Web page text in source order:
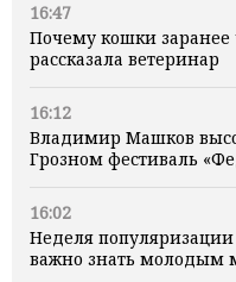
16:47
Почему кошки заранее
рассказала ветеринар
16:12
Владимир Машков
Грозном фестиваль
16:02
Неделя
важно знать молодым